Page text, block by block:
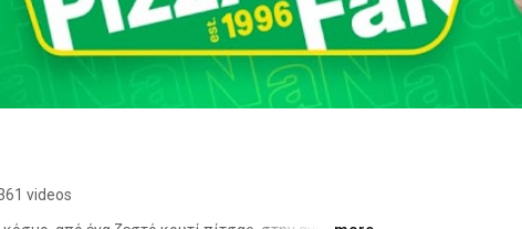
videos